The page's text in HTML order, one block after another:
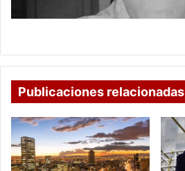
Publicaciones relacionadas